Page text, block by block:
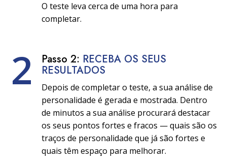
O teste leva cerca de uma hora para
completar.
2 Passo 2: RECEBA OS SEUS
RESULTADOS
Depois de completar o teste, a sua análise de
personalidade é gerada e mostrada. Dentro
de minutos a sua análise procurará destacar
os seus pontos fortes e fracos — quais são os
traços de personalidade que já são fortes e
quais têm espaço para melhorar.